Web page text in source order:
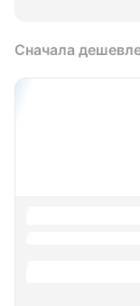
Сначала